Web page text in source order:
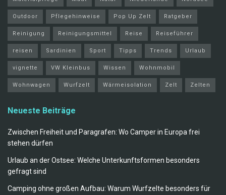
Outdoor Pflegehinweise Pop Up Zelt Ratgeber
Reinigung Reinigungsmittel Reise Reiseführer
reisen Sardinien Sport Tipps Trends Urlaub
vignette VW Kleinbus Wissen Wohnmobil
Wohnwagen Wurfzelt Wärmeisolation Zelt Zelten
Neueste Beiträge
Zwischen Freiheit und Paragrafen: Wo Camper in Europa frei
stehen dürfen
Urlaub an der Ostsee: Welche Unterkunftsformen besonders
gefragt sind
Camping ohne großen Aufbau: Warum Wurfzelte besonders für